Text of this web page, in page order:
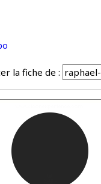
la fiche de :